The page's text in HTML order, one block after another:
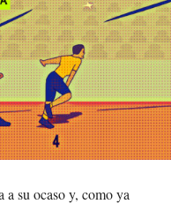
a su ocaso y, como ya